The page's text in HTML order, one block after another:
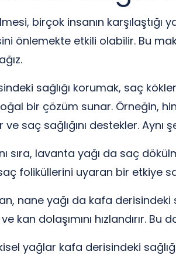
birçok insanın
önlemekte etkili olabilir. Bu
sağlığı korumak, saç
bir çözüm sunar. Örneğin,
ve saç sağlığını destekler.
sıra, lavanta yağı da saç
saç foliküllerini uyaran bir etkiye
nane yağı da kafa derisindeki
kan dolaşımını hızlandırır.
yağlar kafa derisindeki